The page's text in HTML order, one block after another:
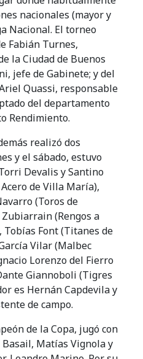
nacionales (mayor y
Nacional. El torneo
Fabián Turnes,
la Ciudad de Buenos
jefe de Gabinete; y del
Quassi, responsable
del departamento
Rendimiento.
realizó dos
y el sábado, estuvo
Devalis y Santino
de Villa María),
(Toros de
(Rengos a
Font (Titanes de
Vilar (Malbec
Lorenzo del Fierro
Giannoboli (Tigres
es Hernán Capdevila y
de campo.
de la Copa, jugó con
Matías Vignola y